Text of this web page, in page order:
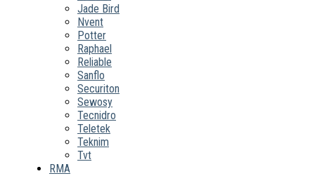
Jade Bird
Nvent
Potter
Raphael
Reliable
Sanflo
Securiton
Sewosy
Tecnidro
Teletek
Teknim
Tvt
RMA